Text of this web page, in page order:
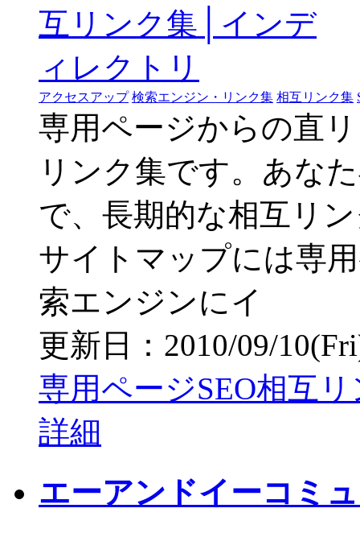
アクセスアップ 検索エンジン・リンク集 相互リンク集
専用ページからの直
リンク集です。あな
で、長期的な相互リ
サイトマップには専
索エンジンにイ
更新日：2010/09/
専用ページSEO相互
詳細
エーアンドイーコミ